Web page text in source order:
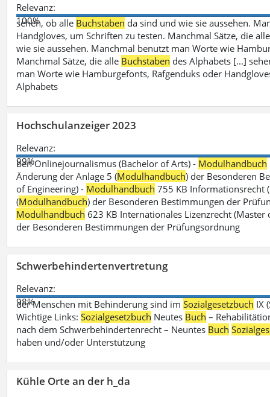
Relevanz:
100%
sehen, ob alle Buchstaben da sind und wie sie aussehen.
Handgloves, um Schriften zu testen. Manchmal Sätze, die
wie sie aussehen. Manchmal benutzt man Worte wie
Manchmal Sätze, die alle Buchstaben des Alphabets [...]
man Worte wie Hamburgefonts, Rafgenduks oder
Alphabets
Hochschulanzeiger 2023
Relevanz:
99%
ben Onlinejournalismus (Bachelor of Arts) - Modulhandbuch
Änderung der Anlage 5 (Modulhandbuch) der Besonderen
of Engineering) - Modulhandbuch 755 KB Informationsrecht
(Modulhandbuch) der Besonderen Bestimmungen der
Modulhandbuch 623 KB Internationales Lizenzrecht (Master
der Besonderen Bestimmungen der Prüfungsordnung
Schwerbehindertenvertretung
Relevanz:
98%
der Menschen mit Behinderung sind imSozialgesetzbuch IX
Wichtige Links:Sozialgesetzbuch Neutes Buch –
nach dem Schwerbehindertenrecht – Neuntes Buch
haben und/oder Unterstützung
Kühle Orte an der h_da